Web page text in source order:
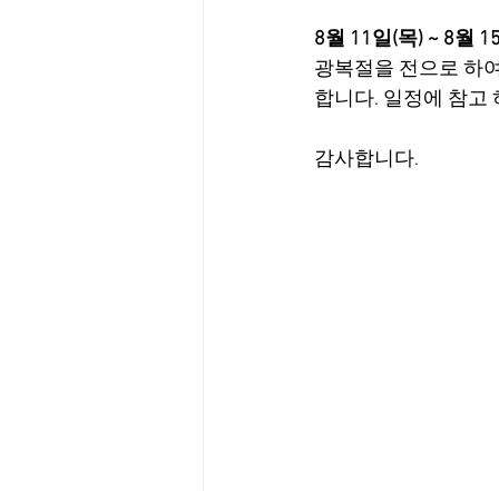
8월 11일(목) ~ 8월
광복절을 전으로 하
합니다. 일정에 참고
감사합니다.